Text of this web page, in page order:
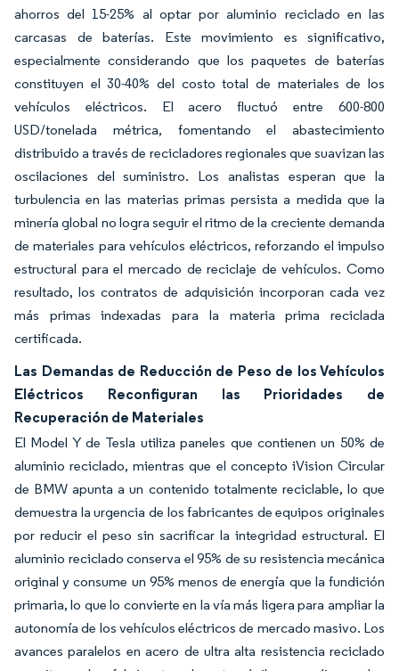
ahorros del 15-25% al optar por aluminio reciclado en las
carcasas de baterías. Este movimiento es significativo,
especialmente considerando que los paquetes de baterías
constituyen el 30-40% del costo total de materiales de los
vehículos eléctricos. El acero fluctuó entre 600-800
USD/tonelada métrica, fomentando el abastecimiento
distribuido a través de recicladores regionales que suavizan las
oscilaciones del suministro. Los analistas esperan que la
turbulencia en las materias primas persista a medida que la
minería global no logra seguir el ritmo de la creciente demanda
de materiales para vehículos eléctricos, reforzando el impulso
estructural para el mercado de reciclaje de vehículos. Como
resultado, los contratos de adquisición incorporan cada vez
más primas indexadas para la materia prima reciclada
certificada.
Las Demandas de Reducción de Peso de los Vehículos
Eléctricos Reconfiguran las Prioridades de
Recuperación de Materiales
El Model Y de Tesla utiliza paneles que contienen un 50% de
aluminio reciclado, mientras que el concepto iVision Circular
de BMW apunta a un contenido totalmente reciclable, lo que
demuestra la urgencia de los fabricantes de equipos originales
por reducir el peso sin sacrificar la integridad estructural. El
aluminio reciclado conserva el 95% de su resistencia mecánica
original y consume un 95% menos de energía que la fundición
primaria, lo que lo convierte en la vía más ligera para ampliar la
autonomía de los vehículos eléctricos de mercado masivo. Los
avances paralelos en acero de ultra alta resistencia reciclado